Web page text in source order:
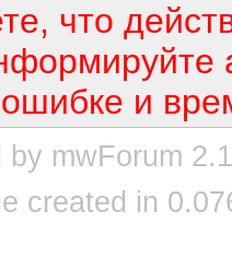
что
и
by mwForum
created in